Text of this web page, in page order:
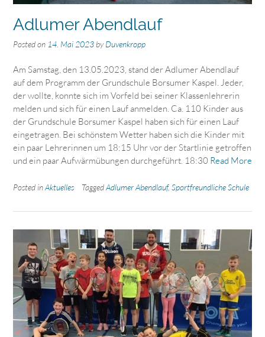
Adlumer Abendlauf
Posted on 14. Mai 2023 byDuvenkropp
Am Samstag, den 13.05.2023, stand der Adlumer Abendlauf
auf dem Programm der Grundschule Borsumer Kaspel. Jeder,
der wollte, konnte sich im Vorfeld bei seiner Klassenlehrerin
melden und sich für einen Lauf anmelden. Ca. 110 Kinder aus
der Grundschule Borsumer Kaspel haben sich für einen Lauf
eingetragen. Bei schönstem Wetter haben sich die Kinder mit
ein paar Lehrerinnen um 18:15 Uhr vor der Startlinie getroffen
und ein paar Aufwärmübungen durchgeführt. 18:30 Read More
Posted inAktuelles TaggedAdlumer Abendlauf, Sportfreundliche Schule